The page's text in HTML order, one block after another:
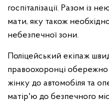
госпіталізації. Разом із
мати, яку також
небезпечної зони.
Поліцейський екіпаж
правоохоронці
жінку до автомобіля та
матір'ю до безпечного